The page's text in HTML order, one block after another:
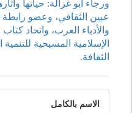
ورجاء أبو غزالة: حياتها
عبين الثقافي، وعضو رابطة
والأدباء العرب، واتحاد
الإسلامية المسيحية
الثقافة.
الاسم بالكامل